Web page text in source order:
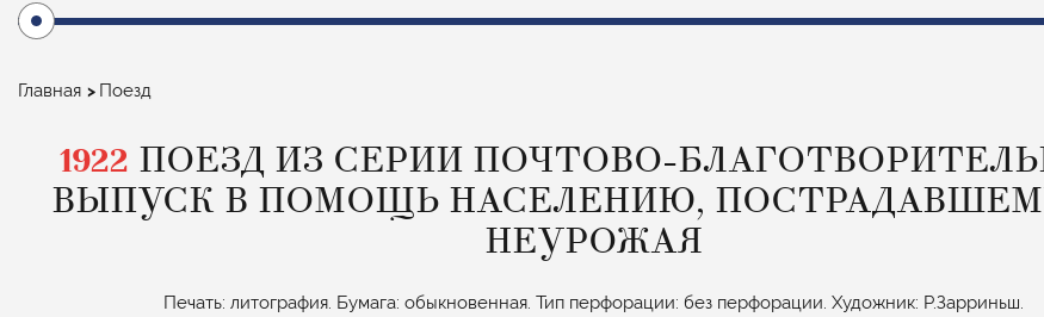
Строка
Главная Поезд
1922 ПОЕЗД ИЗ СЕРИИ ПОЧТОВО-
ВЫПУСК В ПОМОЩЬ НАСЕЛЕНИЮ,
НЕУРОЖАЯ
Печать: литография. Бумага: обыкновенная. Тип перфорации: без перфорации. Художник: Р.Зарриньш.